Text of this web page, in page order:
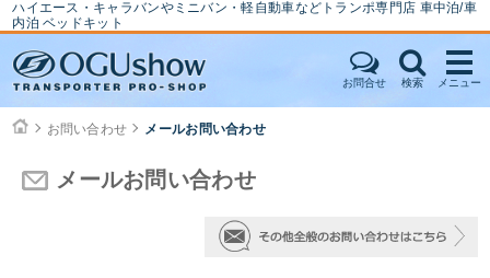
ハイエース・キャラバンやミニバン・軽自動車などトランポ専門店 車中泊/車
内泊 ベッドキット
お問合せ 検索 メニュー
お問い合わせ メールお問い合わせ
メールお問い合わせ